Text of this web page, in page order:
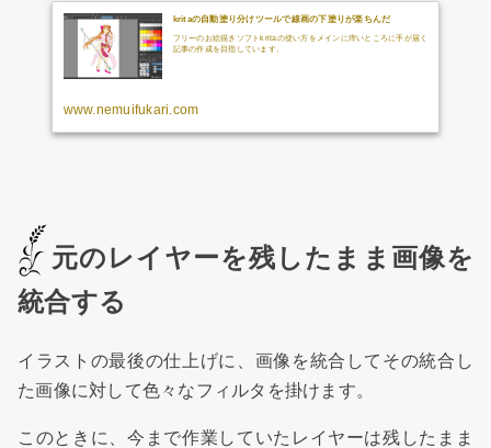
kritaの自動塗り分けツールで線画の下塗りが楽ちんだ
フリーのお絵描きソフトkritaの使い方をメインに痒いところに手が届く
記事の作成を目指しています。
www.nemuifukari.com
元のレイヤーを残したまま画像を
統合する
イラストの最後の仕上げに、画像を統合してその統合し
た画像に対して色々なフィルタを掛けます。
このときに、今まで作業していたレイヤーは残したまま